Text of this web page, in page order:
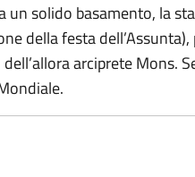
solido basamento, la
della festa
arciprete Mons.